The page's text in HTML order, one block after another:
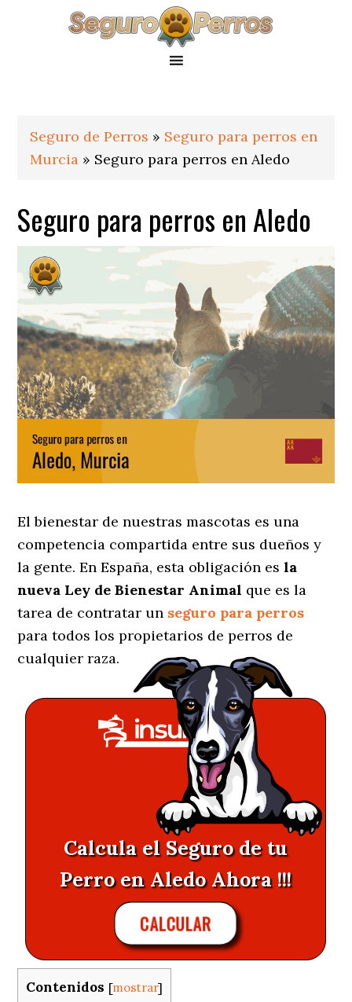
Seguro de Perros » Seguro para perros en
Murcia » Seguro para perros en Aledo
Seguro para perros en Aledo
El bienestar de nuestras mascotas es una
competencia compartida entre sus dueños y
la gente. En España, esta obligación esla
nueva Ley de Bienestar Animal que es la
tarea de contratar un seguro para perros
para todos los propietarios de perros de
cualquier raza.
Calcula el Seguro de tu
Perro en Aledo Ahora !!!
CALCULAR
Contenidos [mostrar]